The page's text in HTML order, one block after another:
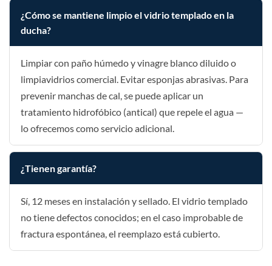
¿Cómo se mantiene limpio el vidrio templado en la
ducha?
Limpiar con paño húmedo y vinagre blanco diluido o
limpiavidrios comercial. Evitar esponjas abrasivas. Para
prevenir manchas de cal, se puede aplicar un
tratamiento hidrofóbico (antical) que repele el agua —
lo ofrecemos como servicio adicional.
¿Tienen garantía?
Sí, 12 meses en instalación y sellado. El vidrio templado
no tiene defectos conocidos; en el caso improbable de
fractura espontánea, el reemplazo está cubierto.